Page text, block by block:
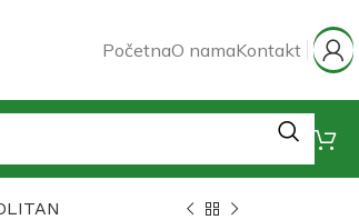
PočetnaO namaKontakt